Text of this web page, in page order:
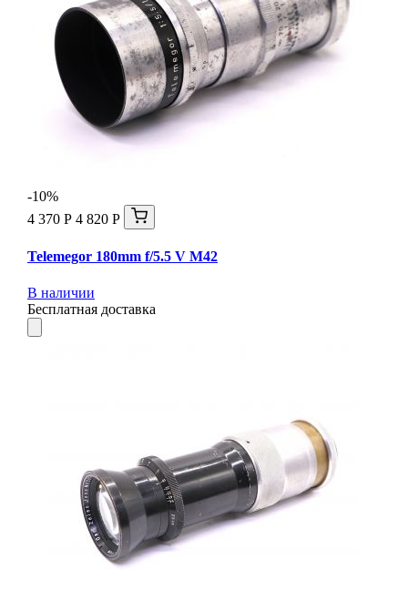
-10%
4 370 Р 4 820 Р
Telemegor 180mm f/5.5 V M42
В наличии
Бесплатная доставка